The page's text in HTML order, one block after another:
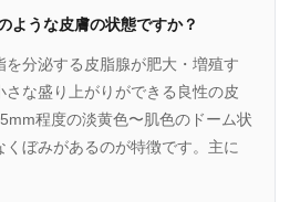
ような皮膚の状態ですか？
を分泌する皮脂腺が肥大・増殖す
さな盛り上がりができる良性の皮
程度の淡黄色〜肌色のドーム状
くぼみがあるのが特徴です。主に